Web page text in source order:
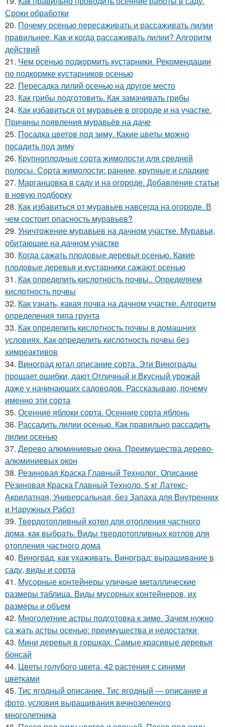
Сроки обработки
20. Почему осенью пересаживать и рассаживать лилии
правильнее. Как и когда рассаживать лилии? Алгоритм
действий
21. Чем осенью подкормить кустарники. Рекомендации
по подкормке кустарников осенью
22. Пересадка лилий осенью на другое место
23. Как грибы подготовить. Как замачивать грибы
24. Как избавиться от муравьев в огороде и на участке.
Причины появления муравьёв на даче
25. Посадка цветов под зиму. Какие цветы можно
посадить под зиму
26. Крупноплодные сорта жимолости для средней
полосы. Сорта жимолости: ранние, крупные и сладкие
27. Марганцовка в саду и на огороде. Добавление статьи
в новую подборку
28. Как избавиться от муравьев навсегда на огороде. В
чем состоит опасность муравьев?
29. Уничтожение муравьев на дачном участке. Муравьи,
обитающие на дачном участке
30. Когда сажать плодовые деревья осенью. Какие
плодовые деревья и кустарники сажают осенью
31. Как определить кислотность почвы.. Определяем
кислотность почвы
32. Как узнать, какая почва на дачном участке. Алгоритм
определения типа грунта
33. Как определить кислотность почвы в домашних
условиях. Как определить кислотность почвы без
химреактивов
34. Виноград ютал описание сорта. Эти Винограды
прощает ошибки, дают Отличный и Вкусный урожай
даже у начинающих садоводов. Рассказываю, почему
именно эти сорта
35. Осенние яблоки сорта. Осенние сорта яблонь
36. Рассадить лилии осенью. Как правильно рассадить
лилии осенью
37. Дерево алюминиевые окна. Преимущества дерево-
алюминиевых окон
38. Резиновая Краска Главный Технолог. Описание
Резиновая Краска Главный Техноло. 5 кг Латекс-
Акрилатная, Универсальная, без Запаха для Внутренних
и Наружных Работ
39. Твердотопливный котел для отопления частного
дома, как выбрать. Виды твердотопливных котлов для
отопления частного дома
40. Виноград, как ухаживать. Виноград: выращивание в
саду, виды и сорта
41. Мусорные контейнеры уличные металлические
размеры таблица. Виды мусорных контейнеров, их
размеры и объем
42. Многолетние астры подготовка к зиме. Зачем нужно
са жать астры осенью: преимущества и недостатки
43. Мини деревья в горшках. Самые красивые деревья
бонсай
44. Цветы голубого цвета. 42 растения с синими
цветками
45. Тис ягодный описание. Тис ягодный — описание и
фото, условия выращивания вечнозеленого
многолетника